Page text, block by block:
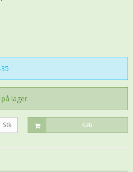
på lager
Stk Køb